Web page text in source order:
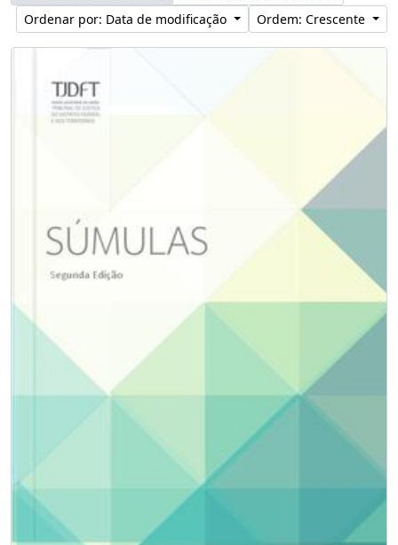
Ordenar por: Data de modificação
Ordem: Crescente